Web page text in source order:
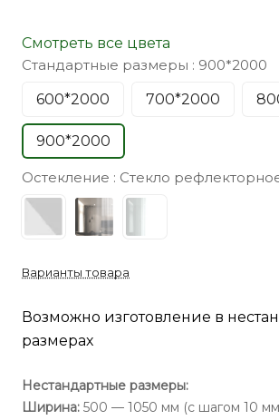
Смотреть все цвета
Стандартные размеры : 900*2000
600*2000
700*2000
900*2000
Остекление : Стекло
Варианты товара
Возможно изготовление в
размерах
Нестандартные размеры:
Ширина: 500 — 1050 мм (с шагом 10